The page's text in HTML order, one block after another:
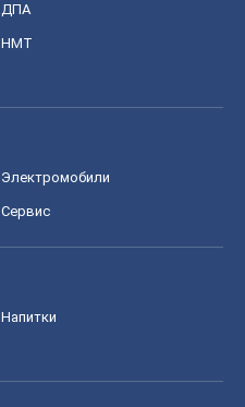
ДПА
НМТ
Электромобили
Сервис
Напитки